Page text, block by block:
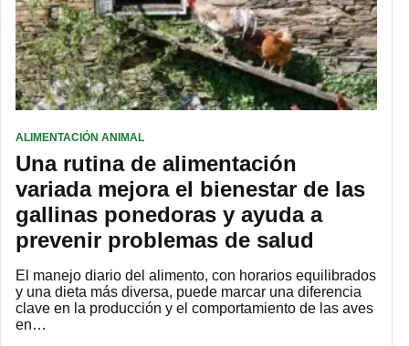
ALIMENTACIÓN ANIMAL
Una rutina de alimentación
variada mejora el bienestar de las
gallinas ponedoras y ayuda a
prevenir problemas de salud
El manejo diario del alimento, con horarios equilibrados
y una dieta más diversa, puede marcar una diferencia
clave en la producción y el comportamiento de las aves
en…